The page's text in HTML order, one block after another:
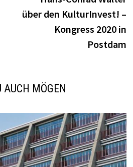
über den KulturInvest! –
Kongress 2020 in
Postdam
MÖGEN